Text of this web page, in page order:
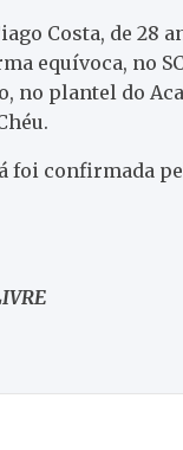
Costa, de 28
equívoca, no
no plantel do
foi confirmada